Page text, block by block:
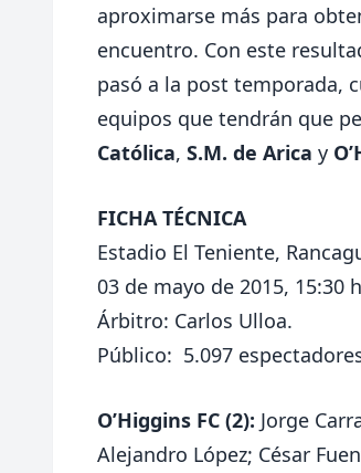
aproximarse más para
encuentro. Con este
pasó a la post temporada,
equipos que tendrán que
Católica, S.M. de Arica y
FICHA TÉCNICA
Estadio El Teniente,
03 de mayo de 2015, 15:30
Árbitro: Carlos Ulloa.
Público: 5.097
O’Higgins FC (2): Jorge
Alejandro López; César